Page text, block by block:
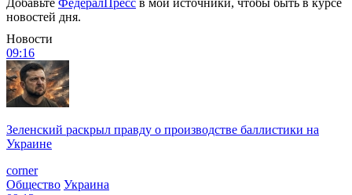
новостей дня.
Новости
09:16
Зеленский раскрыл правду о производстве баллистики на
Украине
corner
Общество Украина